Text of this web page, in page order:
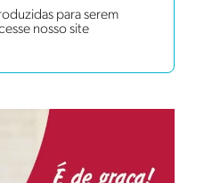
para serem
nosso site